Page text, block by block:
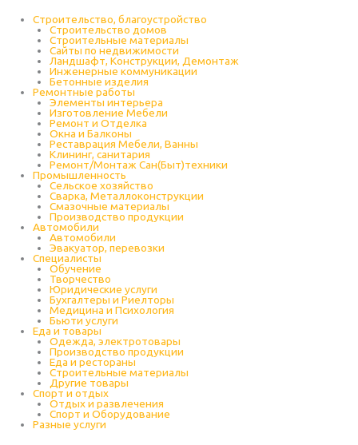
Строительство, благоустройство
Строительство домов
Строительные материалы
Сайты по недвижимости
Ландшафт, Конструкции, Демонтаж
Инженерные коммуникации
Бетонные изделия
Ремонтные работы
Элементы интерьера
Изготовление Мебели
Ремонт и Отделка
Окна и Балконы
Реставрация Мебели, Ванны
Клининг, санитария
Ремонт/Монтаж Сан(Быт)техники
Промышленность
Cельское хозяйство
Сварка, Металлоконструкции
Cмазочные материалы
Производство продукции
Автомобили
Автомобили
Эвакуатор, перевозки
Специалисты
Обучение
Творчество
Юридические услуги
Бухгалтеры и Риелторы
Медицина и Психология
Бьюти услуги
Еда и товары
Одежда, электротовары
Производство продукции
Еда и рестораны
Строительные материалы
Другие товары
Спорт и отдых
Отдых и развлечения
Спорт и Оборудование
Разные услуги